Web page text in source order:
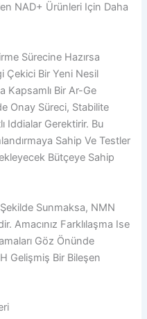
NAD+ Ürünleri Için Daha
Sürecine Hazırsa
Çekici Bir Yeni Nesil
Kapsamlı Bir Ar-Ge
Onay Süreci, Stabilite
Iddialar Gerektirir. Bu
Sahip Ve Testler
Bütçeye Sahip
Şekilde Sunmaksa, NMN
Amacınız Farklılaşma Ise
Göz Önünde
Gelişmiş Bir Bileşen